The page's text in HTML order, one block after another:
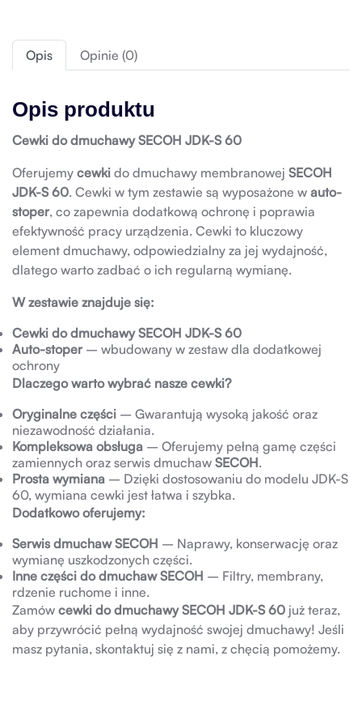
Opis Opinie (0)
Opis produktu
Cewki do dmuchawy SECOH JDK-S 60
Oferujemy cewki do dmuchawy membranowej SECOH
JDK-S 60. Cewki w tym zestawie są wyposażone w auto-
stoper, co zapewnia dodatkową ochronę i poprawia
efektywność pracy urządzenia. Cewki to kluczowy
element dmuchawy, odpowiedzialny za jej wydajność,
dlatego warto zadbać o ich regularną wymianę.
W zestawie znajduje się:
Cewki do dmuchawy SECOH JDK-S 60
Auto-stoper– wbudowany w zestaw dla dodatkowej
ochrony
Dlaczego warto wybrać nasze cewki?
Oryginalne części – Gwarantują wysoką jakość oraz
niezawodność działania.
Kompleksowa obsługa – Oferujemy pełną gamę części
zamiennych oraz serwis dmuchaw SECOH.
Prosta wymiana – Dzięki dostosowaniu do modelu JDK-S
60, wymiana cewki jest łatwa i szybka.
Dodatkowo oferujemy:
Serwis dmuchaw SECOH – Naprawy, konserwację oraz
wymianę uszkodzonych części.
Inne części do dmuchaw SECOH – Filtry, membrany,
rdzenie ruchome i inne.
Zamów cewki do dmuchawy SECOH JDK-S 60 już teraz,
aby przywrócić pełną wydajność swojej dmuchawy! Jeśli
masz pytania, skontaktuj się z nami, z chęcią pomożemy.